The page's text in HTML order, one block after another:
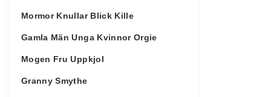
Mormor Knullar Blick Kille
Gamla Män Unga Kvinnor Orgie
Mogen Fru Uppkjol
Granny Smythe